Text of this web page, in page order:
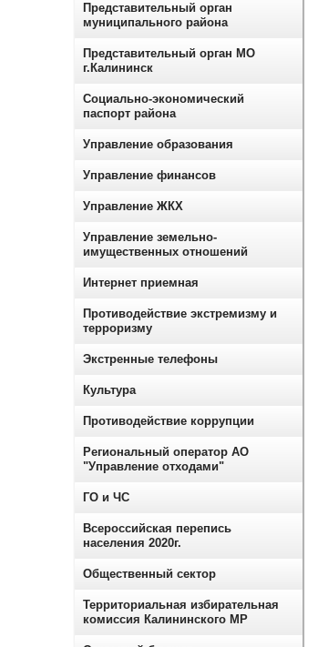
Представительный орган
муниципального района
Представительный орган МО
г.Калининск
Социально-экономический
паспорт района
Управление образования
Управление финансов
Управление ЖКХ
Управление земельно-
имущественных отношений
Интернет приемная
Противодействие экстремизму и
терроризму
Экстренные телефоны
Культура
Противодействие коррупции
Региональный оператор АО
"Управление отходами"
ГО и ЧС
Всероссийская перепись
населения 2020г.
Общественный сектор
Территориальная избирательная
комиссия Калининского МР